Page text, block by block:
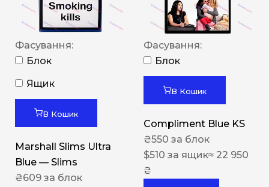
Фасування:
Блок
Ящик
В Кошик
Marshall Slims Ultra
Blue — Slims
₴609 за блок
Фасування:
Блок
В Кошик
Compliment Blue KS
₴550 за блок
$510 за ящик≈ 22 950
₴